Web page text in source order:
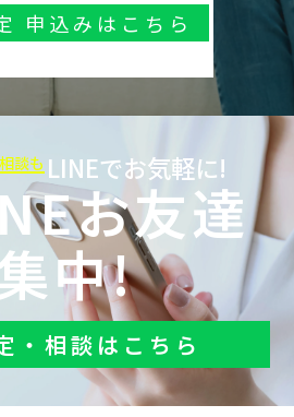
申込みはこちら
談も LINEでお気軽に!
お友達
中!
・相談はこちら